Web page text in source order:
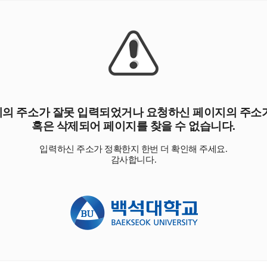
주소가 잘못 입력되었거나 요청하신 페이지의 주소
혹은 삭제되어 페이지를 찾을 수 없습니다.
입력하신 주소가 정확한지 한번 더 확인해 주세요.
감사합니다.